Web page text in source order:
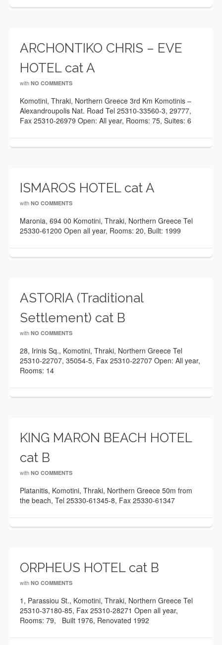
ARCHONTIKO CHRIS – EVE
HOTEL cat A
with NO COMMENTS
Komotini, Thraki, Northern Greece 3rd Km Komotinis –
Alexandroupolis Nat. Road Tel 25310-33560-3, 29777,
Fax 25310-26979 Open: All year, Rooms: 75, Suites: 6
ISMAROS HOTEL cat A
with NO COMMENTS
Maronia, 694 00 Komotini, Thraki, Northern Greece Tel
25330-61200 Open all year, Rooms: 20, Built: 1999
ASTORIA (Traditional
Settlement) cat B
with NO COMMENTS
28, Irinis Sq., Komotini, Thraki, Northern Greece Tel
25310-22707, 35054-5, Fax 25310-22707 Open: All year,
Rooms: 14
KING MARON BEACH HOTEL
cat B
with NO COMMENTS
Platanitis, Komotini, Thraki, Northern Greece 50m from
the beach, Tel 25330-61345-8, Fax 25330-61347
ORPHEUS HOTEL cat B
with NO COMMENTS
1, Parassiou St., Komotini, Thraki, Northern Greece Tel
25310-37180-85, Fax 25310-28271 Open all year,
Rooms: 79, Built 1976, Renovated 1992